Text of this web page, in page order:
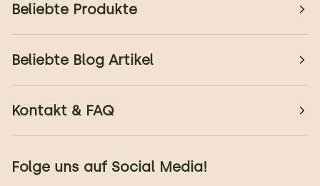
Beliebte Produkte
Beliebte Blog Artikel
Kontakt & FAQ
Folge uns auf Social Media!